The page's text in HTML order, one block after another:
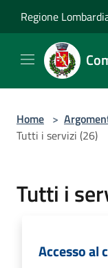
Regione
Home >
Tutti i servizi (26)
Tutti i
Accesso al